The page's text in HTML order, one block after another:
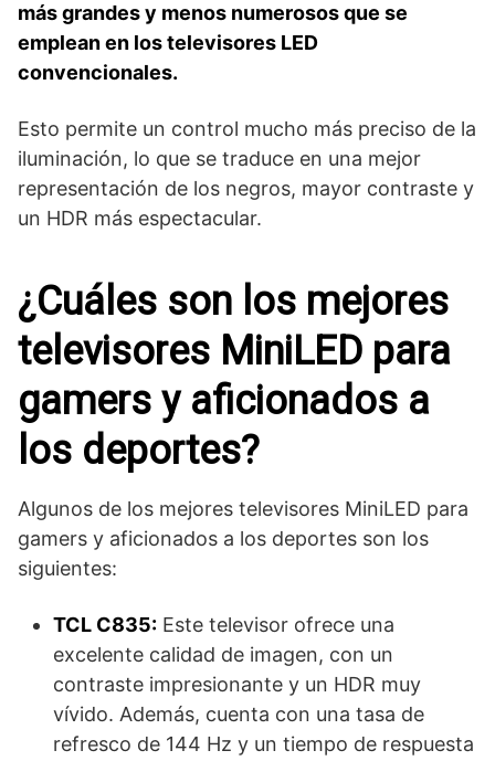
más grandes y menos numerosos que se
emplean en los televisores LED
convencionales.
Esto permite un control mucho más preciso de la
iluminación, lo que se traduce en una mejor
representación de los negros, mayor contraste y
un HDR más espectacular.
¿Cuáles son los mejores
televisores MiniLED para
gamers y aficionados a
los deportes?
Algunos de los mejores televisores MiniLED para
gamers y aficionados a los deportes son los
siguientes:
TCL C835: Este televisor ofrece una
excelente calidad de imagen, con un
contraste impresionante y un HDR muy
vívido. Además, cuenta con una tasa de
refresco de 144 Hz y un tiempo de respuesta